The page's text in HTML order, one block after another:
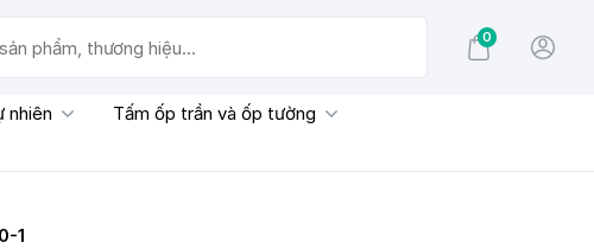
thương hiệu...
0
nhiên
Tấm ốp trần và ốp tường
1